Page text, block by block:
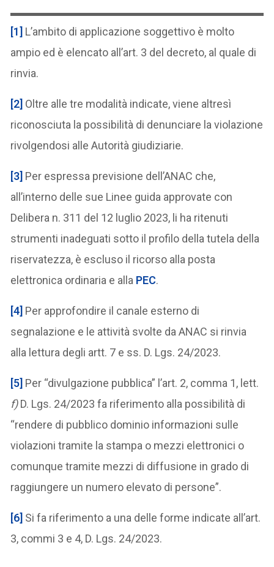
[1] L’ambito di applicazione soggettivo è molto
ampio ed è elencato all’art. 3 del decreto, al quale di
rinvia.
[2] Oltre alle tre modalità indicate, viene altresì
riconosciuta la possibilità di denunciare la violazione
rivolgendosi alle Autorità giudiziarie.
[3] Per espressa previsione dell’ANAC che,
all’interno delle sue Linee guida approvate con
Delibera n. 311 del 12 luglio 2023, li ha ritenuti
strumenti inadeguati sotto il profilo della tutela della
riservatezza, è escluso il ricorso alla posta
elettronica ordinaria e alla PEC.
[4] Per approfondire il canale esterno di
segnalazione e le attività svolte da ANAC si rinvia
alla lettura degli artt. 7 e ss. D. Lgs. 24/2023.
[5] Per “divulgazione pubblica” l’art. 2, comma 1, lett.
f)D. Lgs. 24/2023 fa riferimento alla possibilità di
“rendere di pubblico dominio informazioni sulle
violazioni tramite la stampa o mezzi elettronici o
comunque tramite mezzi di diffusione in grado di
raggiungere un numero elevato di persone”.
[6] Si fa riferimento a una delle forme indicate all’art.
3, commi 3 e 4, D. Lgs. 24/2023.